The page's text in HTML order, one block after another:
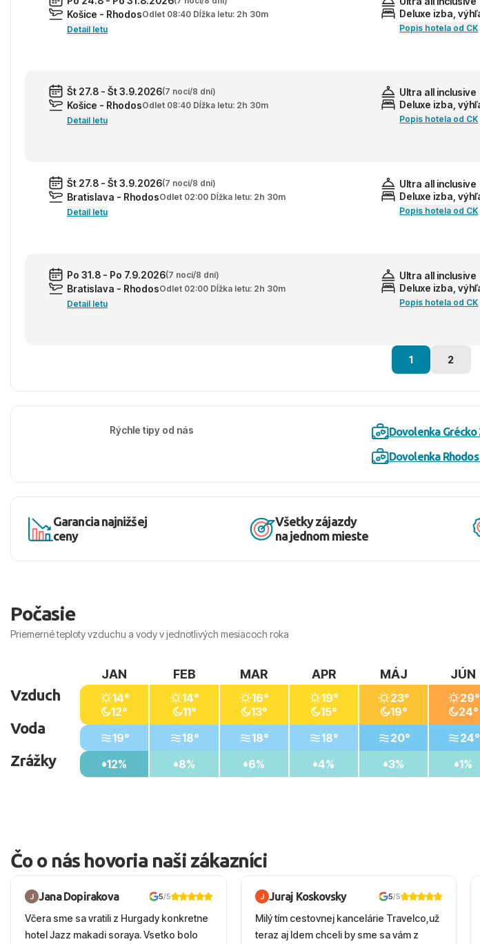
Košice - RhodosOdlet 08:40 Dĺžka letu: 2h 30m
Detail letu
Deluxe izba,
Popis hotela od CK
Št 27.8 - Št 3.9.2026(7 nocí/8 dní)
Košice - RhodosOdlet 08:40 Dĺžka letu: 2h 30m
Detail letu
Ultra all inclusive
Deluxe izba,
Popis hotela od CK
Št 27.8 - Št 3.9.2026(7 nocí/8 dní)
Bratislava - RhodosOdlet 02:00 Dĺžka letu: 2h 30m
Detail letu
Ultra all inclusive
Deluxe izba,
Popis hotela od CK
Po 31.8 - Po 7.9.2026(7 nocí/8 dní)
Bratislava - RhodosOdlet 02:00 Dĺžka letu: 2h 30m
Detail letu
Ultra all inclusive
Deluxe izba,
Popis hotela od CK
1 2
Rýchle tipy od nás Dovolenka Grécko
Dovolenka Rhodos
Garancia najnižšej
ceny
Všetky zájazdy
na jednom mieste
Počasie
Priemerné teploty vzduchu a vody v jednotlivých mesiacoch roka
Vzduch
Voda
Zrážky
JAN
14°
12°
19°
12%
FEB
14°
11°
18°
8%
MAR
16°
13°
18°
6%
APR
19°
15°
18°
4%
MÁJ
23°
19°
20°
3%
JÚN
29°
24°
24°
1%
Čo o nás hovoria naši zákazníci
Jana Dopirakova 5/5
Včera sme sa vratili z Hurgady konkretne
hotel Jazz makadi soraya. Vsetko bolo
Juraj Koskovsky 5/5
Milý tím cestovnej kancelárie Travelco,už
teraz aj Idem chceli by sme sa vám z